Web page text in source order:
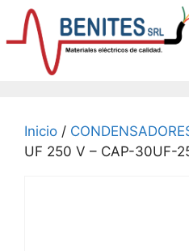
Saltar
contenido
Inicio /
UF 250 V – CAP-30UF-